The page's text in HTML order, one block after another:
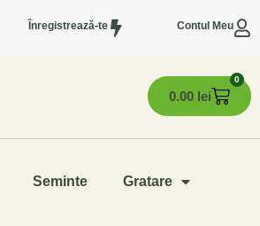
Înregistrează-te Contul Meu
0.00 lei
0
Seminte Gratare